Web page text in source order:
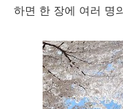
하면 한 장에 여러 명